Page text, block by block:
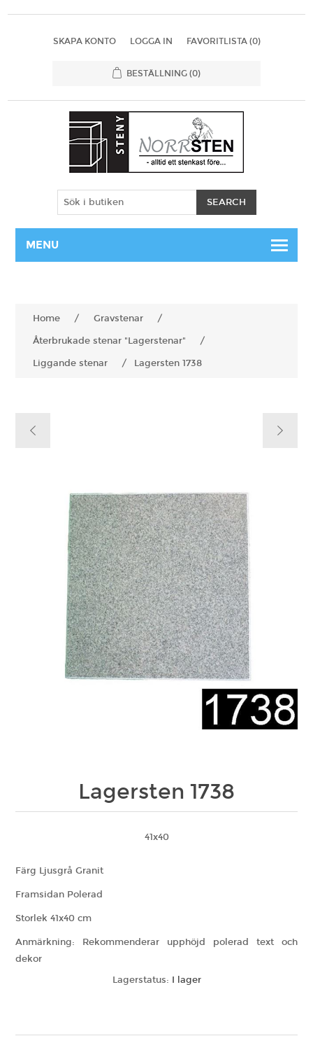
SKAPA KONTO LOGGA IN FAVORITLISTA (0)
BESTÄLLNING (0)
MENU
Home / Gravstenar
/
Återbrukade stenar "Lagerstenar"
/
Liggande stenar
/ Lagersten 1738
Lagersten 1738
41x40
Färg Ljusgrå Granit
Framsidan Polerad
Storlek 41x40 cm
Anmärkning: Rekommenderar upphöjd polerad text och
dekor
Lagerstatus: I lager